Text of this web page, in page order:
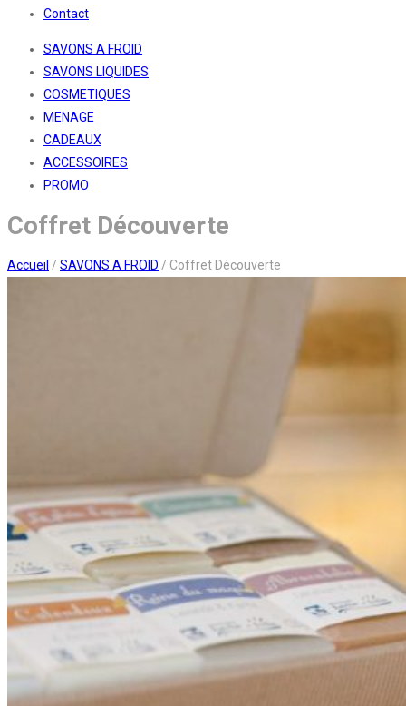
Contact
SAVONS A FROID
SAVONS LIQUIDES
COSMETIQUES
MENAGE
CADEAUX
ACCESSOIRES
PROMO
Coffret Découverte
Accueil / SAVONS A FROID / Coffret Découverte